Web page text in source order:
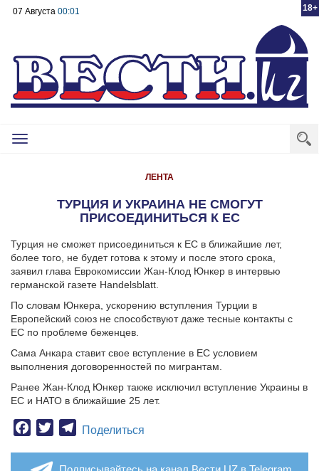
18+
07 Августа 00:01
Toggle
ЛЕНТА
ТУРЦИЯ И УКРАИНА НЕ СМОГУТ
ПРИСОЕДИНИТЬСЯ К ЕС
Турция не сможет присоединиться к ЕС в ближайшие лет,
более того, не будет готова к этому и после этого срока,
заявил глава Еврокомиссии Жан-Клод Юнкер в интервью
германской газете Handelsblatt.
По словам Юнкера, ускорению вступления Турции в
Европейский союз не способствуют даже тесные контакты с
ЕС по проблеме беженцев.
Сама Анкара ставит свое вступление в ЕС условием
выполнения договоренностей по мигрантам.
Ранее Жан-Клод Юнкер также исключил вступление Украины в
ЕС и НАТО в ближайшие 25 лет.
Facebook
TwitterTelegram
Поделиться